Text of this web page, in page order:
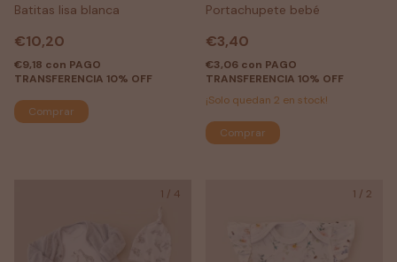
Batitas lisa blanca
€10,20
€9,18 con PAGO
TRANSFERENCIA 10% OFF
Comprar
Portachupete bebé
€3,40
€3,06 con PAGO
TRANSFERENCIA 10% OFF
¡Solo quedan 2 en stock!
Comprar
1 / 4 1 / 2